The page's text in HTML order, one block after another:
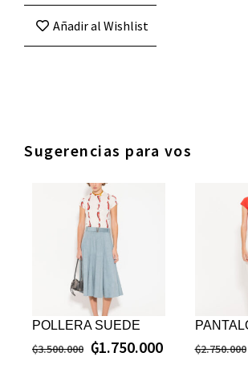
Añadir al Wishlist
Sugerencias para vos
POLLERA SUEDE
₲3.500.000 ₲1.750.000 ₲2.750.000